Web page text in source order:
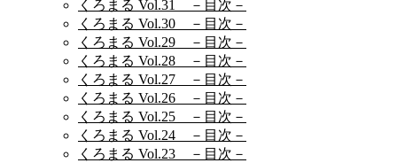
くろまる Vol.31 －目次－
くろまる Vol.30 －目次－
くろまる Vol.29 －目次－
くろまる Vol.28 －目次－
くろまる Vol.27 －目次－
くろまる Vol.26 －目次－
くろまる Vol.25 －目次－
くろまる Vol.24 －目次－
くろまる Vol.23 －目次－